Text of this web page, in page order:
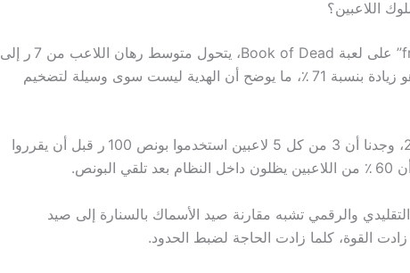
اللاعبين؟
عند تقديم 50 ر “free spin” على لعبة Book of Dead، يتحول متوسط رهان اللاعب من 7 ر إلى
12 ر في الجولة التالية، وهو زيادة بنسبة 71 ٪، ما يوضح أن الهدية ليست سوى وسيلة لتضخيم
وإذا فحصنا مثالاً من 2022، وجدنا أن 3 من كل 5 لاعبين استخدموا بونص 100 ر قبل أن يقرروا
والرقمي تشبه مقارنة صيد الأسماك بالسنارة إلى صيد
القوة، كلما زادت الحاجة لضبط الحدود.